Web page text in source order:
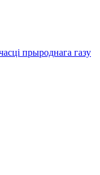
прыроднага газу